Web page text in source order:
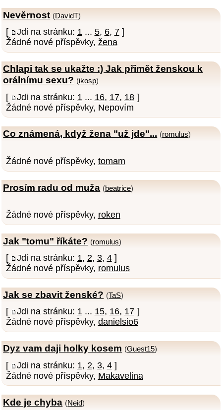
Nevěrnost (DavidT)
[ Jdi na stránku: 1... 5, 6, 7]
Žádné nové příspěvky, žena
Chlapi tak se ukažte :) Jak přimět ženskou k
orálnímu sexu? (ikosp)
[ Jdi na stránku: 1 ... 16, 17, 18]
Žádné nové příspěvky, Nepovím
Co známená, když žena "už jde"... (romulus)
Žádné nové příspěvky, tomam
Prosím radu od muža (beatrice)
Žádné nové příspěvky, roken
Jak "tomu" říkáte? (romulus)
[ Jdi na stránku: 1, 2, 3, 4]
Žádné nové příspěvky, romulus
Jak se zbavit ženské? (TaS)
[ Jdi na stránku: 1... 15, 16, 17]
Žádné nové příspěvky, danielsio6
Dyz vam daji holky kosem (Guest15)
[ Jdi na stránku: 1, 2, 3, 4]
Žádné nové příspěvky, Makavelina
Kde je chyba (Neid)